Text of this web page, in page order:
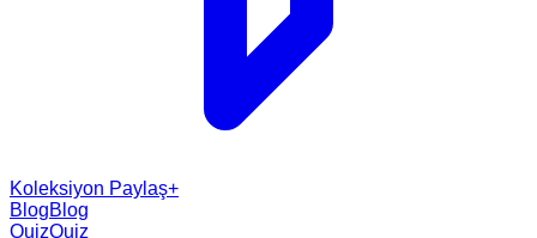
Koleksiyon Paylaş+
BlogBlog
QuizQuiz